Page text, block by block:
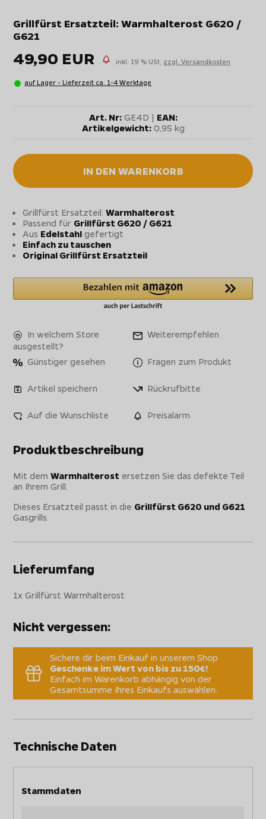
Grillfürst Ersatzteil: Warmhalterost G620 /
G621
49,90 EUR inkl. 19 % USt, zzgl. Versandkosten
auf Lager - Lieferzeit ca. 1-4 Werktage
Art. Nr:GE4D | EAN:
Artikelgewicht:0,95 kg
IN DEN WARENKORB
Grillfürst Ersatzteil:Warmhalterost
Passend für Grillfürst G620 / G621
Aus Edelstahl gefertigt
Einfach zu tauschen
Original Grillfürst Ersatzteil
In welchem Store
ausgestellt?
Weiterempfehlen
Günstiger gesehen Fragen zum Produkt
Artikel speichern Rückrufbitte
Auf die Wunschliste Preisalarm
Produktbeschreibung
Mit demWarmhalterost ersetzen Sie das defekte Teil
an Ihrem Grill.
Dieses Ersatzteil passt in die Grillfürst G620 und G621
Gasgrills.
Lieferumfang
1x Grillfürst Warmhalterost
Nicht vergessen:
Sichere dir beim Einkauf in unserem Shop
Geschenke im Wert von bis zu 150€!
Einfach im Warenkorb abhängig von der
Gesamtsumme Ihres Einkaufs auswählen.
Technische Daten
Stammdaten